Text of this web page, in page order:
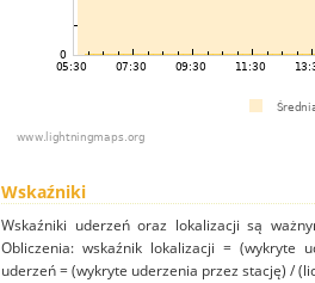
Wskaźniki
Wskaźniki uderzeń oraz lokalizacji są
Obliczenia: wskaźnik lokalizacji = (wykryte
uderzeń = (wykryte uderzenia przez stację) /